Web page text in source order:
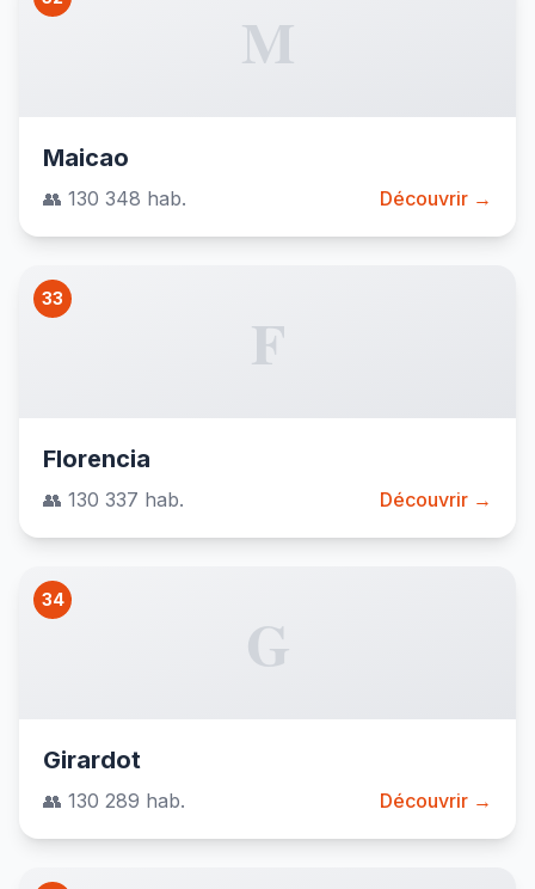
M
Maicao
👥 130 348 hab. Découvrir →
33
F
Florencia
👥 130 337 hab. Découvrir →
34
G
Girardot
👥 130 289 hab. Découvrir →